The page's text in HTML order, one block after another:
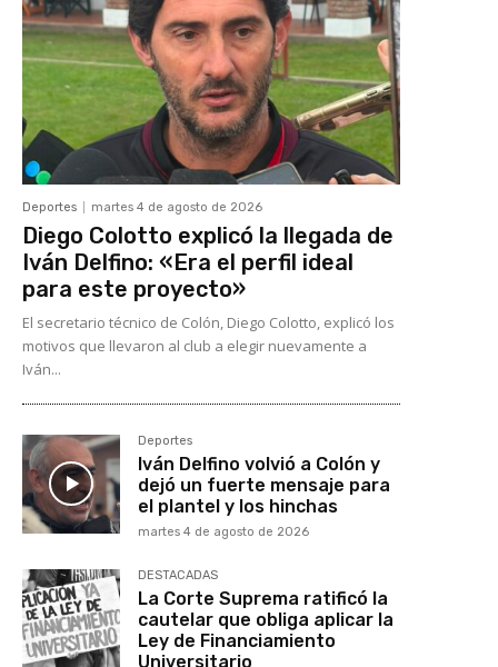
Deportes martes 4 de agosto de 2026
Diego Colotto explicó la llegada de
Iván Delfino: «Era el perfil ideal
para este proyecto»
El secretario técnico de Colón, Diego Colotto, explicó los
motivos que llevaron al club a elegir nuevamente a
Iván...
Deportes
Iván Delfino volvió a Colón y
dejó un fuerte mensaje para
el plantel y los hinchas
martes 4 de agosto de 2026
DESTACADAS
La Corte Suprema ratificó la
cautelar que obliga aplicar la
Ley de Financiamiento
Universitario